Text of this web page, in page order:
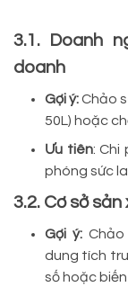
3.1. Doanh
doanh
Gợi ý:Chảo
50L) hoặc
Ưu tiên: Chi
phóng sức
3.2. Cơ sở
Gợi ý:Chảo
dung tích
số hoặc biến